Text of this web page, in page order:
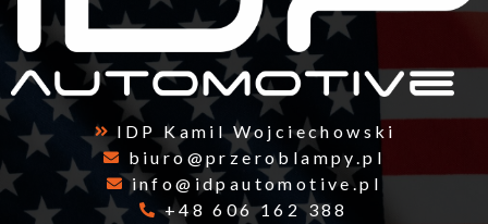
IDP Kamil Wojciechowski
biuro@przeroblampy.pl
info@idpautomotive.pl
+48 606 162 388